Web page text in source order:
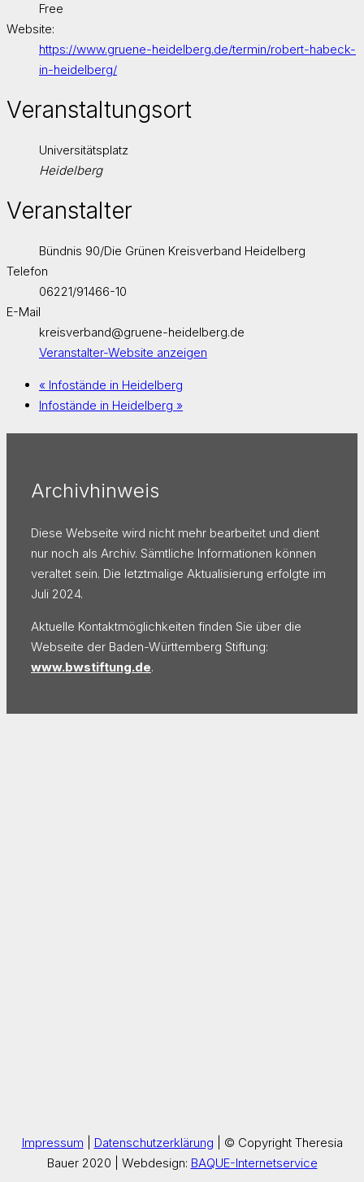
Free
Website:
https://www.gruene-heidelberg.de/termin/robert-habeck-
in-heidelberg/
Veranstaltungsort
Universitätsplatz
Heidelberg
Veranstalter
Bündnis 90/Die Grünen Kreisverband Heidelberg
Telefon
06221/91466-10
E-Mail
kreisverband@gruene-heidelberg.de
Veranstalter-Website anzeigen
« Infostände in Heidelberg
Infostände in Heidelberg »
Archivhinweis
Diese Webseite wird nicht mehr bearbeitet und dient
nur noch als Archiv. Sämtliche Informationen können
veraltet sein. Die letztmalige Aktualisierung erfolgte im
Juli 2024.
Aktuelle Kontaktmöglichkeiten finden Sie über die
Webseite der Baden-Württemberg Stiftung:
www.bwstiftung.de.
Impressum Datenschutzerklärung | © Copyright Theresia
Bauer 2020 | Webdesign: BAQUE-Internetservice